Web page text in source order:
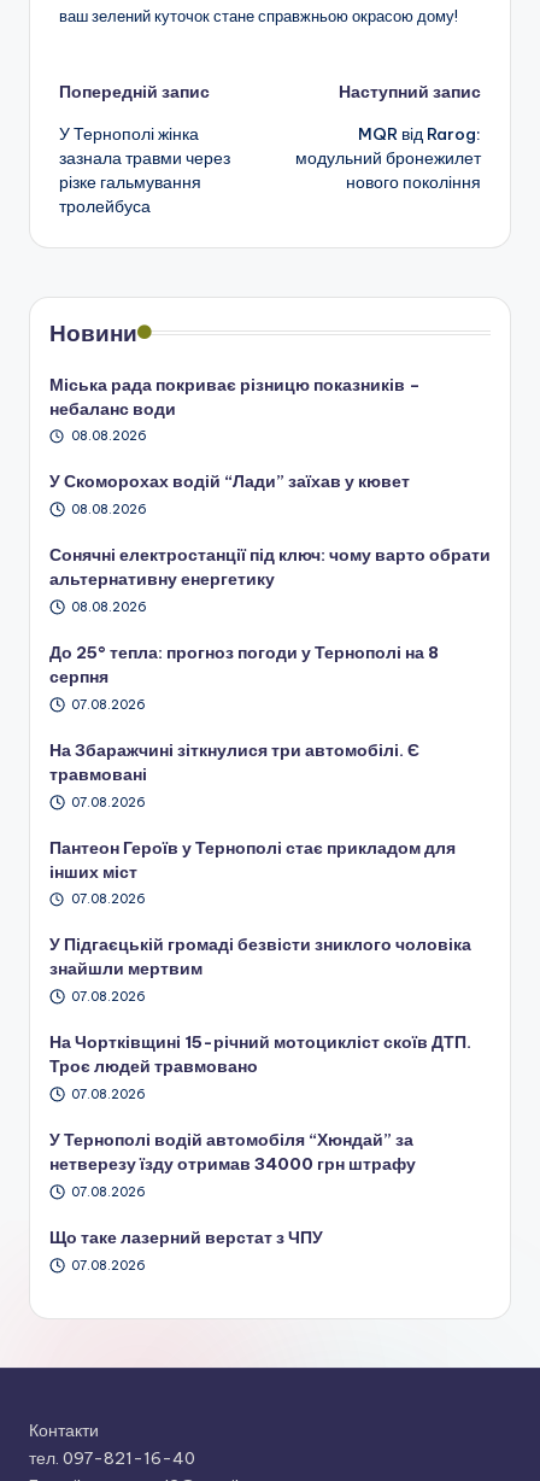
ваш зелений куточок стане справжньою окрасою дому!
Навігація
по
запису
Попередній запис
У Тернополі жінка
зазнала травми через
різке гальмування
тролейбуса
Наступний запис
MQR від Rarog:
модульний бронежилет
нового покоління
Новини
Міська рада покриває різницю показників –
небаланс води
08.08.2026
У Скоморохах водій “Лади” заїхав у кювет
08.08.2026
Сонячні електростанції під ключ: чому варто обрати
альтернативну енергетику
08.08.2026
До 25° тепла: прогноз погоди у Тернополі на 8
серпня
07.08.2026
На Збаражчині зіткнулися три автомобілі. Є
травмовані
07.08.2026
Пантеон Героїв у Тернополі стає прикладом для
інших міст
07.08.2026
У Підгаєцькій громаді безвісти зниклого чоловіка
знайшли мертвим
07.08.2026
На Чортківщині 15-річний мотоцикліст скоїв ДТП.
Троє людей травмовано
07.08.2026
У Тернополі водій автомобіля “Хюндай” за
нетверезу їзду отримав 34000 грн штрафу
07.08.2026
Що таке лазерний верстат з ЧПУ
07.08.2026
Контакти
тел. 097-821-16-40